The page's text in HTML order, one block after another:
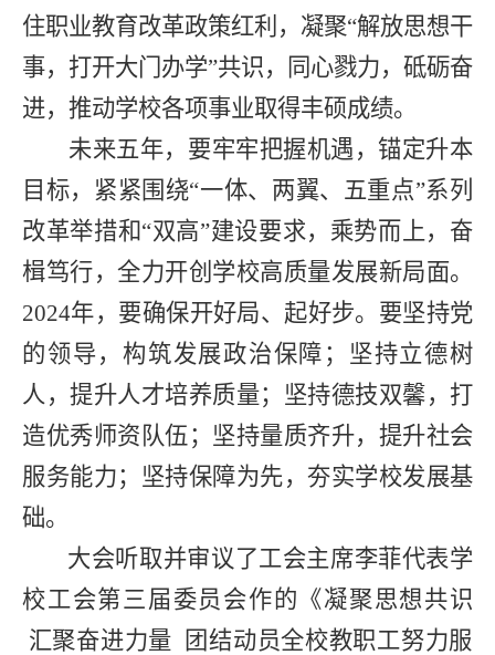
住职业教育改革政策红利， 凝聚“解放思想干
事，打开大门办学”共识，同心戮力，砥砺奋
进，推动学校各项事业取得丰硕成绩。
未来五年， 要牢牢把握机遇，锚定升本
目标，紧紧围绕“一体、两翼、五重点”系列
改革举措和“双高”建设要求，乘势而上，奋
楫笃行， 全力开创学校高质量发展新局面。
2024年， 要确保开好局、起好步。 要坚持党
的领导，构筑发展政治保障 ；
坚持立德树
人，提升人才培养质量；坚持德技双馨，打
造优秀师资队伍；坚持量质齐升，提升社会
服务能力；坚持保障为先，夯实学校发展基
础。
大会听取并审议了工会主席李菲代表学
校工会第三届委员会作的《凝聚思想共识
汇聚奋进力量
团结动员全校教职工努力服